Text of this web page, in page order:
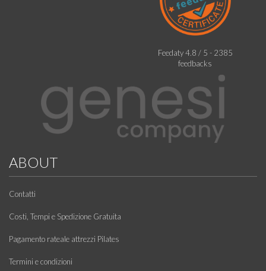
Feedaty4.8 / 5 - 2385
feedbacks
ABOUT
Contatti
Costi, Tempi e Spedizione Gratuita
Pagamento rateale attrezzi Pilates
Termini e condizioni